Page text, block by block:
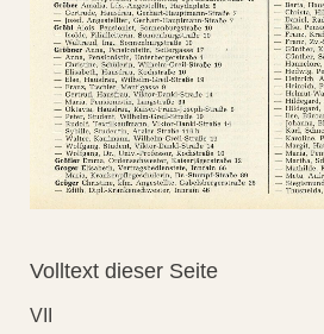
Volltext dieser Seite
VII